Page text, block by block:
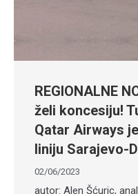
REGIONALNE
želi koncesiju!
Qatar Airways
liniju Sarajevo-
02/06/2023
autor: Alen Šćuric,